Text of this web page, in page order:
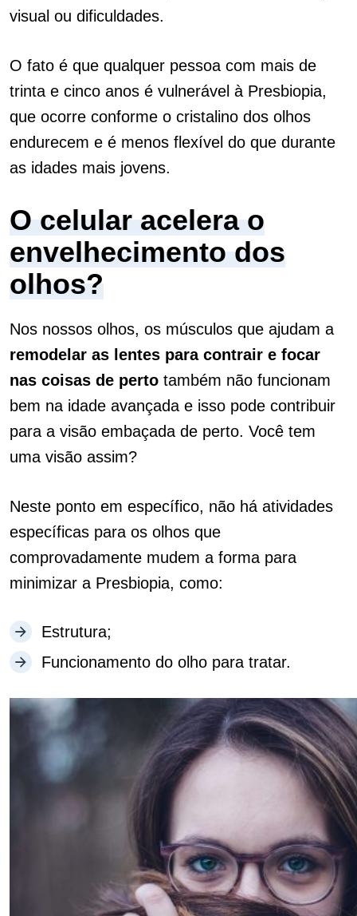
visual ou dificuldades.
O fato é que qualquer pessoa com mais de
trinta e cinco anos é vulnerável à Presbiopia,
que ocorre conforme o cristalino dos olhos
endurecem e é menos flexível do que durante
as idades mais jovens.
O celular acelera o
envelhecimento dos
olhos?
Nos nossos olhos, os músculos que ajudam a
remodelar as lentes para contrair e focar
nas coisas de perto também não funcionam
bem na idade avançada e isso pode contribuir
para a visão embaçada de perto. Você tem
uma visão assim?
Neste ponto em específico, não há atividades
específicas para os olhos que
comprovadamente mudem a forma para
minimizar a Presbiopia, como:
Estrutura;
Funcionamento do olho para tratar.